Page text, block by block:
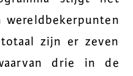
wereldbekerpunten
zijn er zeven
drie in de